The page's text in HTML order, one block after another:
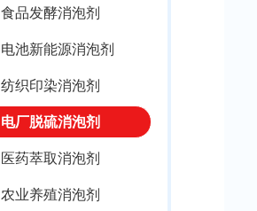
食品发酵消泡剂
电池新能源消泡剂
纺织印染消泡剂
电厂脱硫消泡剂
医药萃取消泡剂
农业养殖消泡剂